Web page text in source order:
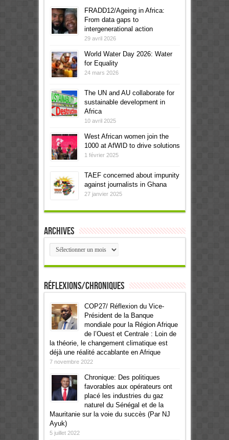
FRADD12/Ageing in Africa:
From data gaps to
intergenerational action
29 avril 2026
World Water Day 2026: Water
for Equality
24 mars 2026
The UN and AU collaborate for
sustainable development in
Africa
10 avril 2025
West African women join the
1000 at AfWID to drive solutions
1 février 2025
TAEF concerned about impunity
against journalists in Ghana
27 janvier 2025
Archives
Archives
Réflexions/Chroniques
COP27/ Réflexion du Vice-
Président de la Banque
mondiale pour la Région Afrique
de l’Ouest et Centrale : Loin de
la théorie, le changement climatique est
déjà une réalité accablante en Afrique
7 novembre 2022
Chronique: Des politiques
favorables aux opérateurs ont
placé les industries du gaz
naturel du Sénégal et de la
Mauritanie sur la voie du succès (Par NJ
Ayuk)
5 juillet 2022